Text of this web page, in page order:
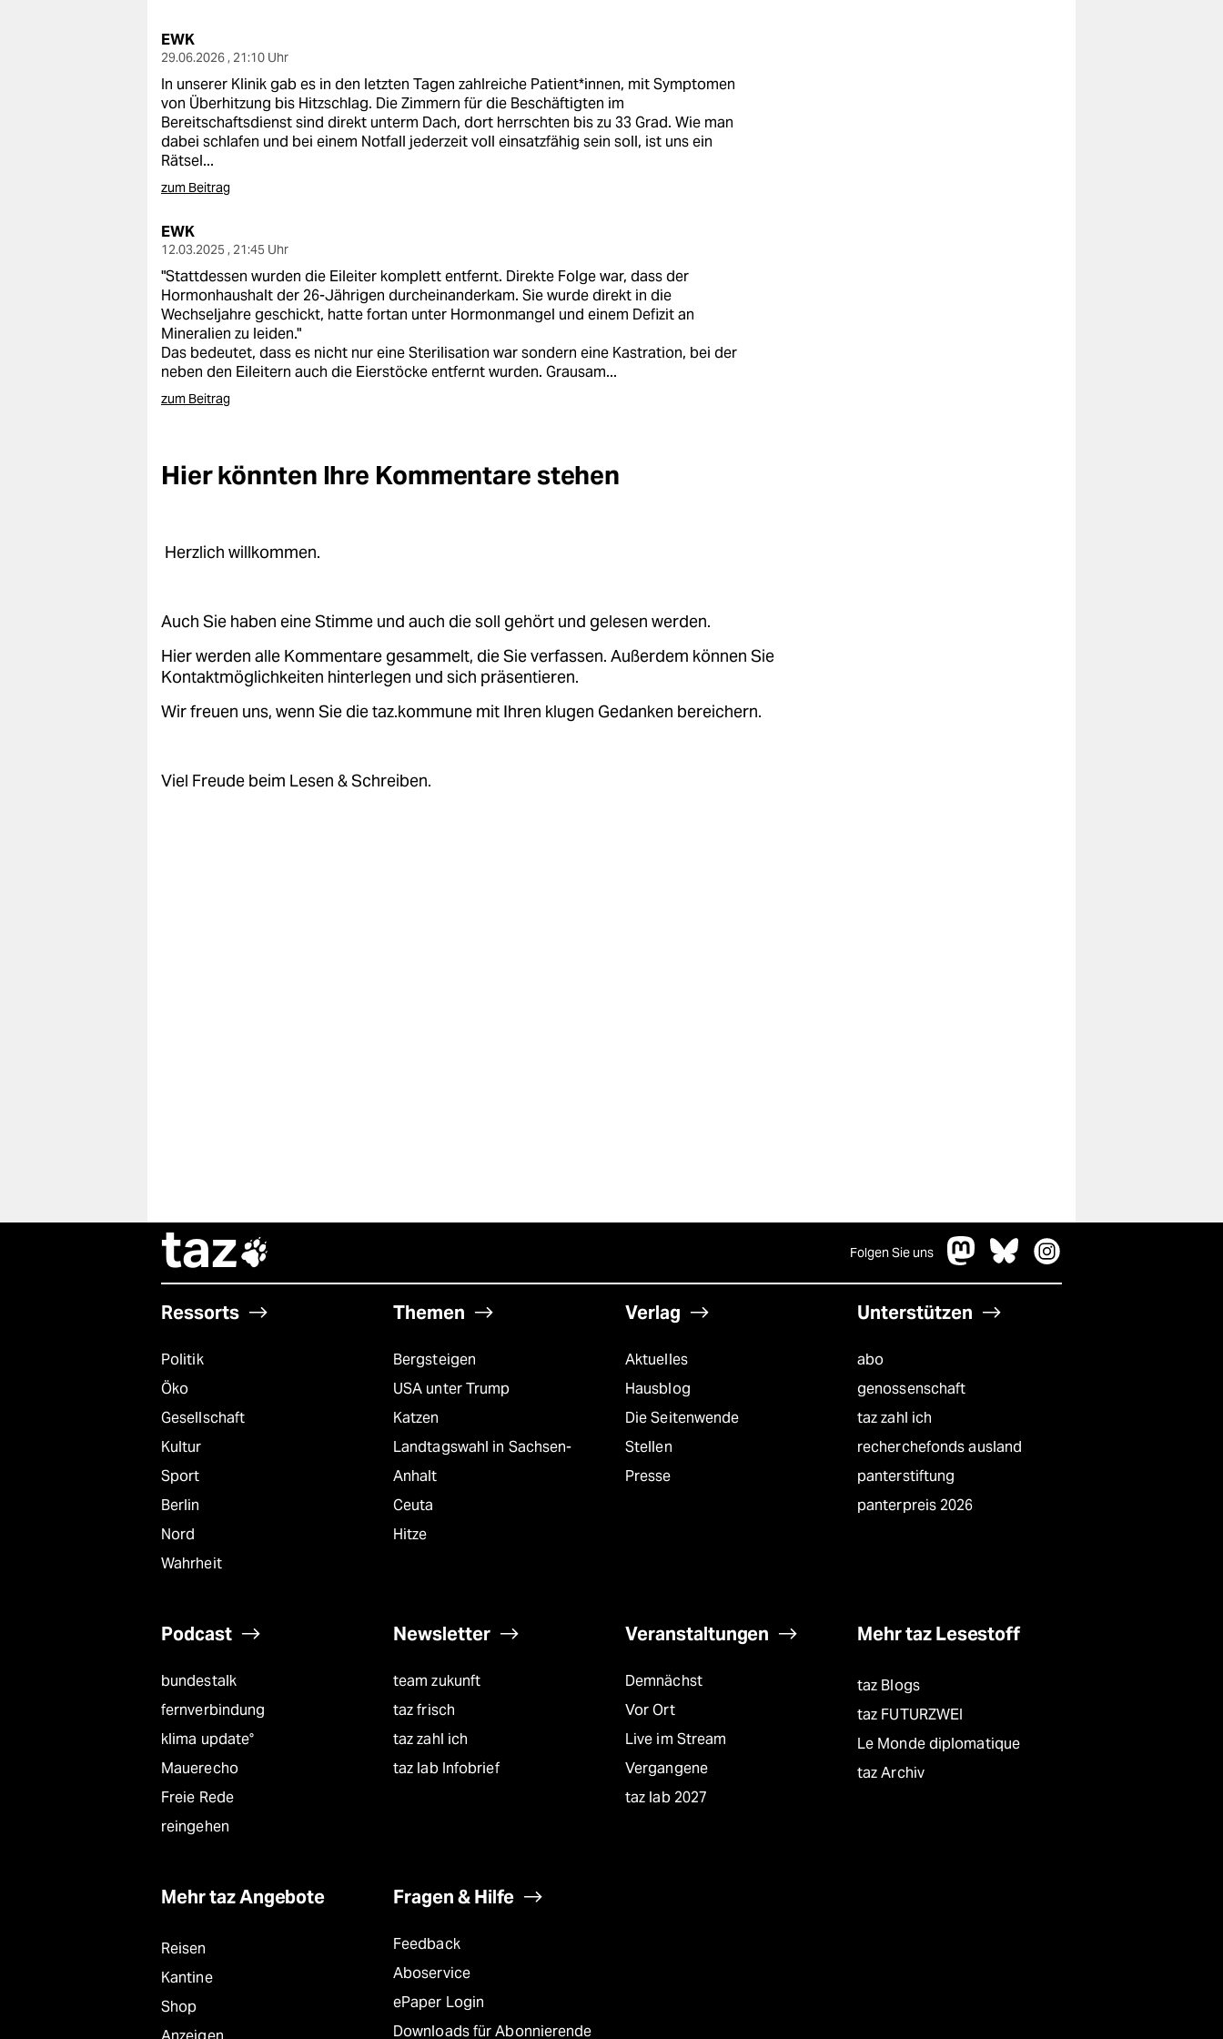
nord
wahrheit
verlag
verlag
veranstaltungen
shop
fragen & hilfe
unterstützen
abo
genossenschaft
epaper login
EWK
29.06.2026 , 21:10 Uhr
In unserer Klinik gab es in den letzten Tagen zahlreiche Patient*innen, mit Symptomen
von Überhitzung bis Hitzschlag. Die Zimmern für die Beschäftigten im
Bereitschaftsdienst sind direkt unterm Dach, dort herrschten bis zu 33 Grad. Wie man
dabei schlafen und bei einem Notfall jederzeit voll einsatzfähig sein soll, ist uns ein
Rätsel...
zum Beitrag
EWK
12.03.2025 , 21:45 Uhr
"Stattdessen wurden die Eileiter komplett entfernt. Direkte Folge war, dass der
Hormonhaushalt der 26-Jährigen durcheinanderkam. Sie wurde direkt in die
Wechseljahre geschickt, hatte fortan unter Hormonmangel und einem Defizit an
Mineralien zu leiden."
Das bedeutet, dass es nicht nur eine Sterilisation war sondern eine Kastration, bei der
neben den Eileitern auch die Eierstöcke entfernt wurden. Grausam...
zum Beitrag
Hier könnten Ihre Kommentare stehen
Herzlich willkommen.
Auch Sie haben eine Stimme und auch die soll gehört und gelesen werden.
Hier werden alle Kommentare gesammelt, die Sie verfassen. Außerdem können Sie
Kontaktmöglichkeiten hinterlegen und sich präsentieren.
Wir freuen uns, wenn Sie die taz.kommune mit Ihren klugen Gedanken bereichern.
Viel Freude beim Lesen & Schreiben.
taz Folgen Sie uns
Ressorts
Politik
Öko
Gesellschaft
Kultur
Sport
Berlin
Nord
Wahrheit
Themen
Bergsteigen
USA unter Trump
Katzen
Landtagswahl in Sachsen-
Anhalt
Ceuta
Hitze
Verlag
Aktuelles
Hausblog
Die Seitenwende
Stellen
Presse
Unterstützen
abo
genossenschaft
taz zahl ich
recherchefonds ausland
panterstiftung
panterpreis 2026
Podcast
bundestalk
fernverbindung
klima update°
Mauerecho
Freie Rede
reingehen
Newsletter
team zukunft
taz frisch
taz zahl ich
taz lab Infobrief
Veranstaltungen
Demnächst
Vor Ort
Live im Stream
Vergangene
taz lab 2027
Mehr taz Lesestoff
taz Blogs
taz FUTURZWEI
Le Monde diplomatique
taz Archiv
Mehr taz Angebote
Reisen
Kantine
Shop
Fragen & Hilfe
Feedback
Aboservice
ePaper Login
Downloads für Abonnierende